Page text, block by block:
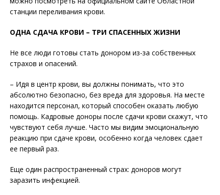
станции переливания крови.
ОДНА СДАЧА КРОВИ – ТРИ СПАСЕННЫХ ЖИЗНИ
Не все люди готовы стать донором из-за собственных
страхов и опасений.
– Идя в центр крови, вы должны понимать, что это
абсолютно безопасно, без вреда для здоровья. На месте
находится персонал, который способен оказать любую
помощь. Кадровые доноры после сдачи крови скажут, что
чувствуют себя лучше. Часто мы видим эмоциональную
реакцию при сдаче крови, особенно когда человек сдает
ее первый раз.
Еще один распространенный страх: доноров могут
заразить инфекцией.